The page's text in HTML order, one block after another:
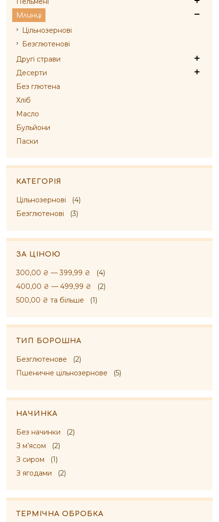
Млинці
Цільнозернові
Безглютенові
Другі страви
Десерти
Без глютена
Хліб
Масло
Бульйони
Паски
КАТЕГОРІЯ
Цільнозернові
(4)
Безглютенові
(3)
ЗА ЦІНОЮ
300,00 ₴ —399,99 ₴
(4)
400,00 ₴ —499,99 ₴
(2)
500,00 ₴ та більше (1)
ТИП БОРОШНА
Безглютенове
(2)
Пшеничне цільнозернове
(5)
НАЧИНКА
Без начинки
(2)
З м’ясом
(2)
З сиром
(1)
З ягодами
(2)
ТЕРМІЧНА ОБРОБКА